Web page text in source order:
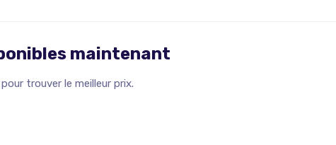
maintenant
trouver le meilleur prix.